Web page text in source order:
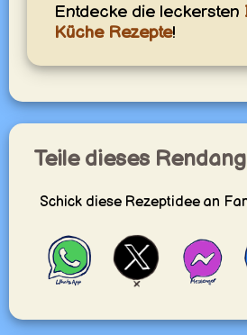
Entdecke die leckersten
Küche Rezepte!
Teile dieses
Schick diese Rezeptidee an